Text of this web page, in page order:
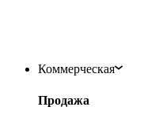
Коммерческая
Продажа